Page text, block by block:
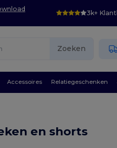
3k+
Zoeken
Accessoires Relatiegeschenken
en shorts